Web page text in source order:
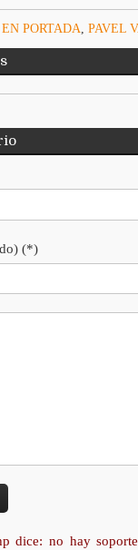
PORTADA, PAVEL
(*)
dice: no hay